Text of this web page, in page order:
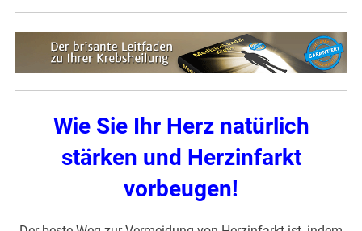
Wie Sie Ihr Herz natürlich
stärken und Herzinfarkt
vorbeugen!